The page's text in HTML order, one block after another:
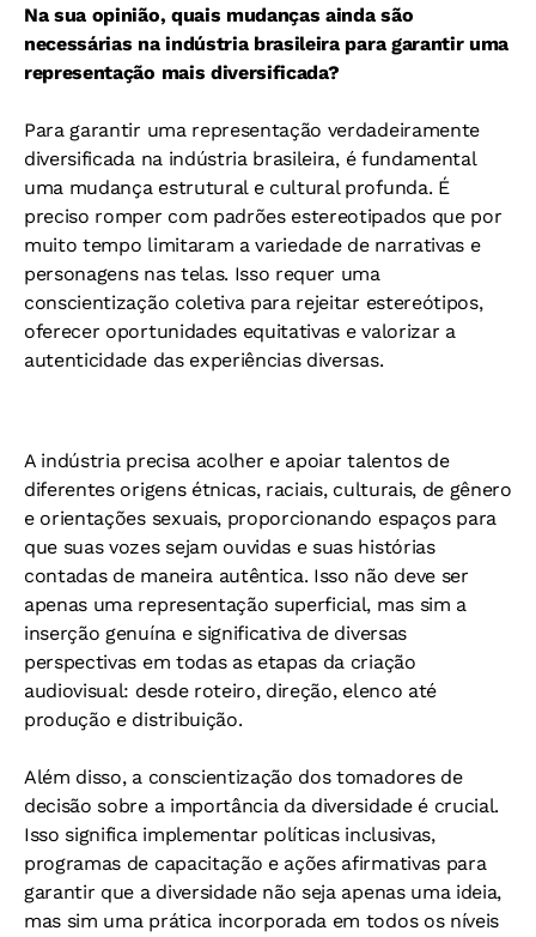
Na sua opinião, quais mudanças ainda são
necessárias na indústria brasileira para garantir uma
representação mais diversificada?
Para garantir uma representação verdadeiramente
diversificada na indústria brasileira, é fundamental
uma mudança estrutural e cultural profunda. É
preciso romper com padrões estereotipados que por
muito tempo limitaram a variedade de narrativas e
personagens nas telas. Isso requer uma
conscientização coletiva para rejeitar estereótipos,
oferecer oportunidades equitativas e valorizar a
autenticidade das experiências diversas.
A indústria precisa acolher e apoiar talentos de
diferentes origens étnicas, raciais, culturais, de gênero
e orientações sexuais, proporcionando espaços para
que suas vozes sejam ouvidas e suas histórias
contadas de maneira autêntica. Isso não deve ser
apenas uma representação superficial, mas sim a
inserção genuína e significativa de diversas
perspectivas em todas as etapas da criação
audiovisual: desde roteiro, direção, elenco até
produção e distribuição.
Além disso, a conscientização dos tomadores de
decisão sobre a importância da diversidade é crucial.
Isso significa implementar políticas inclusivas,
programas de capacitação e ações afirmativas para
garantir que a diversidade não seja apenas uma ideia,
mas sim uma prática incorporada em todos os níveis